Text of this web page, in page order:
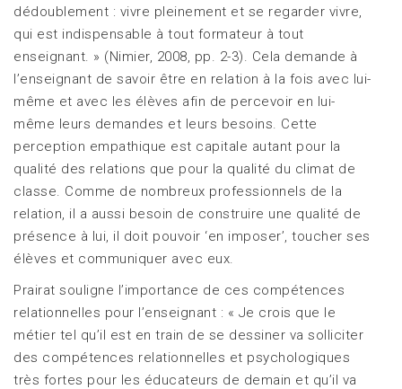
dédoublement : vivre pleinement et se regarder vivre,
qui est indispensable à tout formateur à tout
enseignant. » (Nimier, 2008, pp. 2-3). Cela demande à
l’enseignant de savoir être en relation à la fois avec lui-
même et avec les élèves afin de percevoir en lui-
même leurs demandes et leurs besoins. Cette
perception empathique est capitale autant pour la
qualité des relations que pour la qualité du climat de
classe. Comme de nombreux professionnels de la
relation, il a aussi besoin de construire une qualité de
présence à lui, il doit pouvoir ‘en imposer’, toucher ses
élèves et communiquer avec eux.
Prairat souligne l’importance de ces compétences
relationnelles pour l’enseignant : « Je crois que le
métier tel qu’il est en train de se dessiner va solliciter
des compétences relationnelles et psychologiques
très fortes pour les éducateurs de demain et qu’il va